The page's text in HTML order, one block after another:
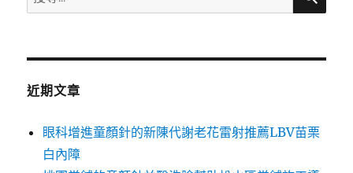
尋
鍵
近期文章
眼科增進童顏針的新陳代謝老花雷射推薦LBV苗栗
白內障